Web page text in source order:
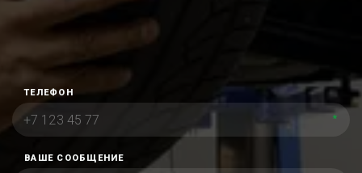
ТЕЛЕФОН
*
ВАШЕ СООБЩЕНИЕ